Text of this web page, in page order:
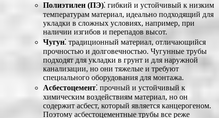
Полиэтилен (ПЭ)⁚ гибкий и устойчивый к низким
температурам материал, идеально подходящий для
укладки в сложных условиях, например, при
наличии изгибов и перепадов высот.
Чугун⁚ традиционный материал, отличающийся
прочностью и долговечностью. Чугунные трубы
подходят для укладки в грунт и для наружной
канализации, но они тяжелые и требуют
специального оборудования для монтажа.
Асбестоцемент⁚ прочный и устойчивый к
химическим воздействиям материал, но он
содержит асбест, который является канцерогеном.
Поэтому асбестоцементные трубы все реже